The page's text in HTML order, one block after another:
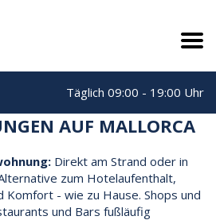
Täglich 09:00 - 19:00 Uhr
AUF MALLORCA
Direkt am Strand oder in
zum Hotelaufenthalt,
- wie zu Hause. Shops und
und Bars fußläufig